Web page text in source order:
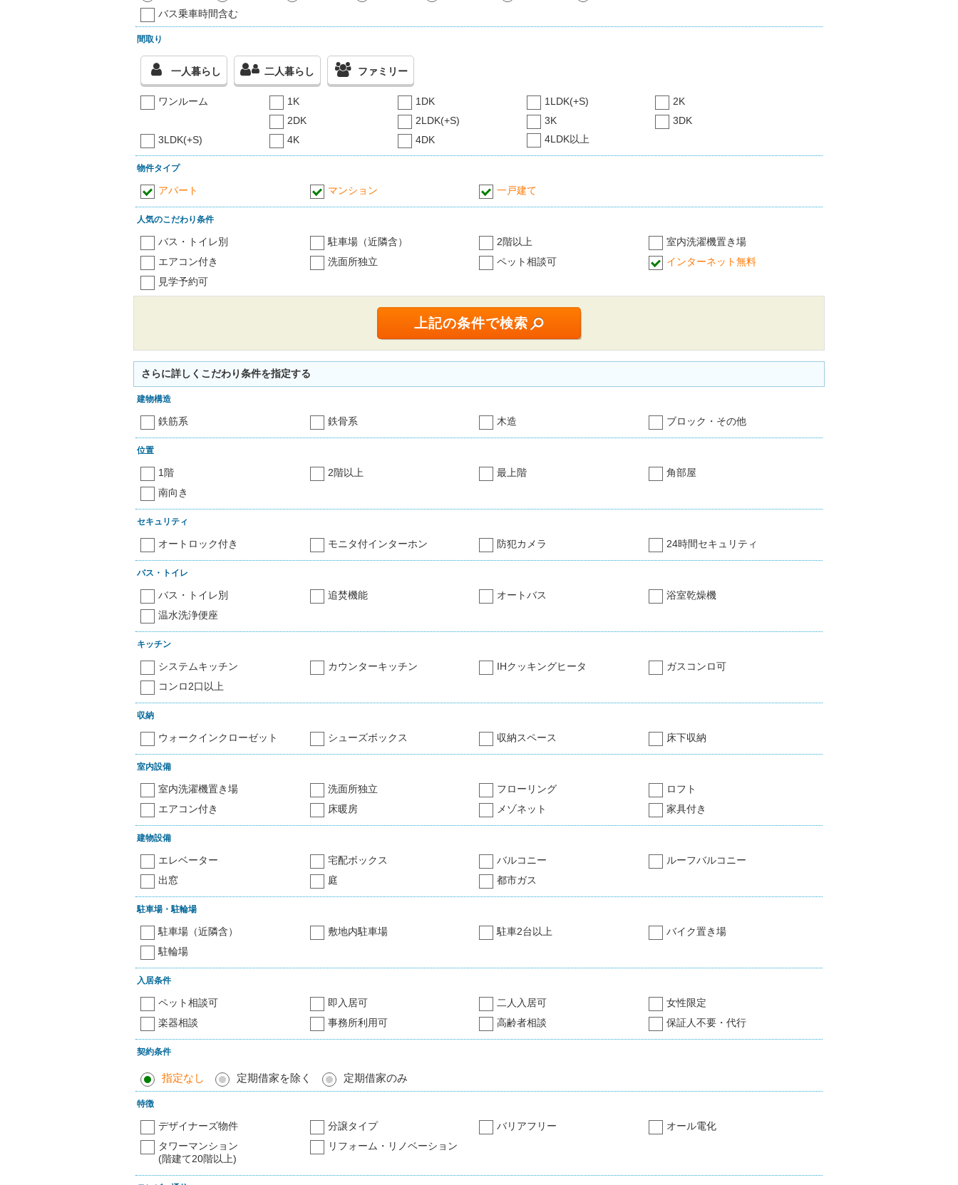
バス乗車時間含む
間取り
一人暮らし 二人暮らし ファミリー
ワンルーム 1K 1DK 1LDK(+S)
2K
2DK
2LDK(+S) 3K
3DK
3LDK(+S)
4K 4DK 4LDK以上
物件タイプ
アパート マンション 一戸建て
人気のこだわり条件
バス・トイレ別 駐車場（近隣含） 2階以上
室内洗濯機置き場
エアコン付き
洗面所独立 ペット相談可
インターネット無料
見学予約可
さらに詳しくこだわり条件を指定する
建物構造
鉄筋系 鉄骨系 木造 ブロック・その他
位置
1階 2階以上 最上階
角部屋
南向き
セキュリティ
オートロック付き モニタ付インターホン 防犯カメラ 24時間セキュリティ
バス・トイレ
バス・トイレ別 追焚機能 オートバス
浴室乾燥機
温水洗浄便座
キッチン
システムキッチン カウンターキッチン IHクッキングヒータ
ガスコンロ可
コンロ2口以上
収納
ウォークインクローゼット シューズボックス 収納スペース 床下収納
室内設備
室内洗濯機置き場 洗面所独立 フローリング
ロフト
エアコン付き
床暖房 メゾネット 家具付き
建物設備
エレベーター 宅配ボックス バルコニー
ルーフバルコニー
出窓
庭 都市ガス
駐車場・駐輪場
駐車場（近隣含） 敷地内駐車場 駐車2台以上
バイク置き場
駐輪場
入居条件
ペット相談可 即入居可 二人入居可
女性限定
楽器相談
事務所利用可 高齢者相談 保証人不要・代行
契約条件
指定なし 定期借家を除く 定期借家のみ
特徴
デザイナーズ物件 分譲タイプ バリアフリー
オール電化
タワーマンション
(階建て20階以上)
リフォーム・リノベーション